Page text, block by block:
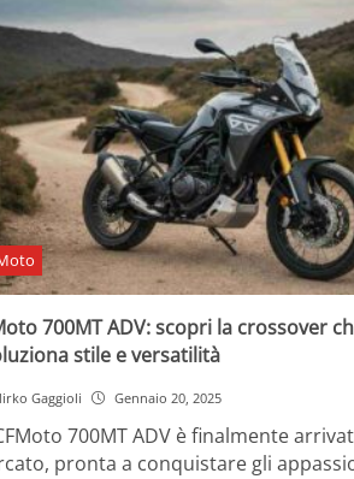
700MT ADV: scopri la crossover
stile e versatilità
Gaggioli Gennaio 20, 2025
700MT ADV è finalmente
pronta a conquistare gli